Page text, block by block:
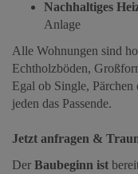
Nachhaltiges
Anlage
Alle Wohnungen sind
Echtholzböden,
Egal ob Single,
jeden das Passende.
Jetzt anfragen &
Der Baubeginn ist